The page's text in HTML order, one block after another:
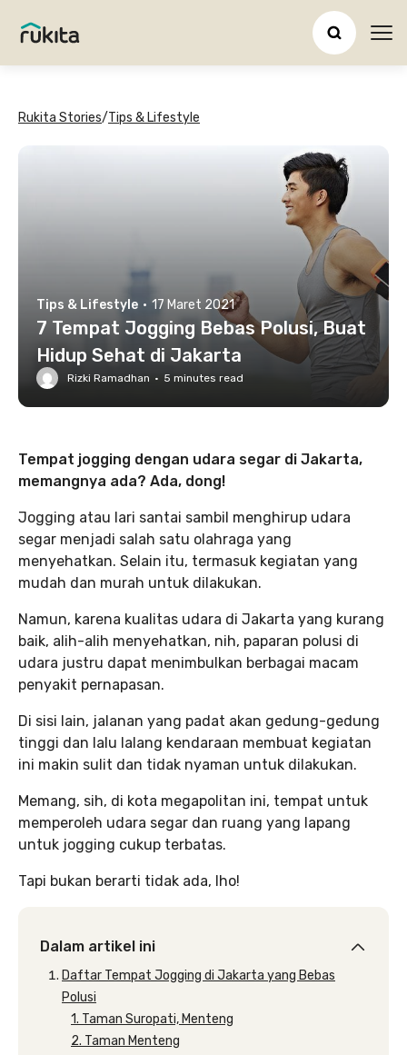
Rukita Stories/Tips & Lifestyle
Tips & Lifestyle · 17 Maret 2021
7 Tempat Jogging Bebas Polusi, Buat
Hidup Sehat di Jakarta
Rizki Ramadhan · 5 minutes read
Tempat jogging dengan udara segar di Jakarta,
memangnya ada? Ada, dong!
Jogging atau lari santai sambil menghirup udara
segar menjadi salah satu olahraga yang
menyehatkan. Selain itu, termasuk kegiatan yang
mudah dan murah untuk dilakukan.
Namun, karena kualitas udara di Jakarta yang kurang
baik, alih-alih menyehatkan, nih, paparan polusi di
udara justru dapat menimbulkan berbagai macam
penyakit pernapasan.
Di sisi lain, jalanan yang padat akan gedung-gedung
tinggi dan lalu lalang kendaraan membuat kegiatan
ini makin sulit dan tidak nyaman untuk dilakukan.
Memang, sih, di kota megapolitan ini, tempat untuk
memperoleh udara segar dan ruang yang lapang
untuk jogging cukup terbatas.
Tapi bukan berarti tidak ada, lho!
Dalam artikel ini
Daftar Tempat Jogging di Jakarta yang Bebas
Polusi
1. Taman Suropati, Menteng
2. Taman Menteng